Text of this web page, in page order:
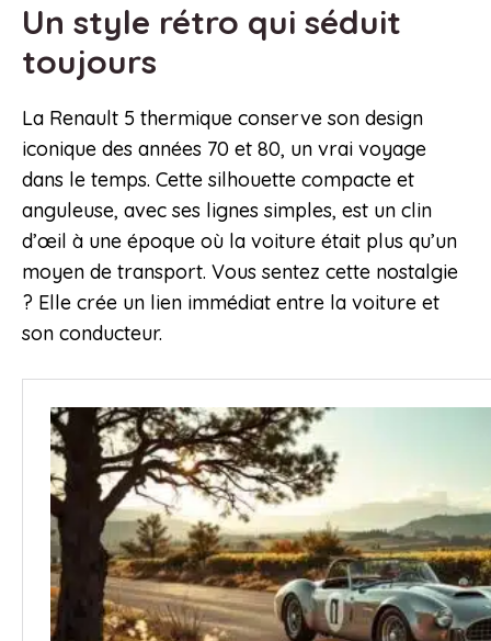
Un style rétro qui séduit
toujours
La Renault 5 thermique conserve son design
iconique des années 70 et 80, un vrai voyage
dans le temps. Cette silhouette compacte et
anguleuse, avec ses lignes simples, est un clin
d’œil à une époque où la voiture était plus qu’un
moyen de transport. Vous sentez cette nostalgie
? Elle crée un lien immédiat entre la voiture et
son conducteur.